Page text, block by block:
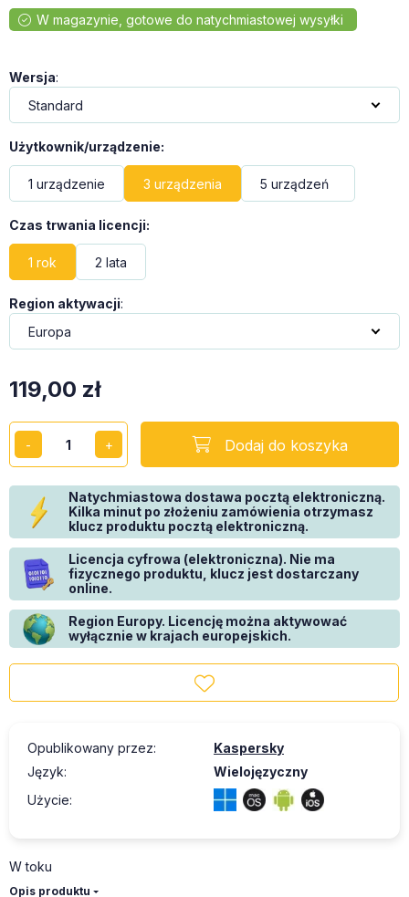
Wersja:
Użytkownik/urządzenie:
1 urządzenie 3 urządzenia 5 urządzeń
Czas trwania licencji:
1 rok 2 lata
Region aktywacji:
119,00 zł
Dodaj do koszyka
Natychmiastowa dostawa pocztą elektroniczną.
Kilka minut po złożeniu zamówienia otrzymasz
klucz produktu pocztą elektroniczną.
Licencja cyfrowa (elektroniczna). Nie ma
fizycznego produktu, klucz jest dostarczany
online.
Region Europy. Licencję można aktywować
wyłącznie w krajach europejskich.
Opublikowany przez:
Kaspersky
Język:
Wielojęzyczny
Użycie:
W toku
Opis produktu